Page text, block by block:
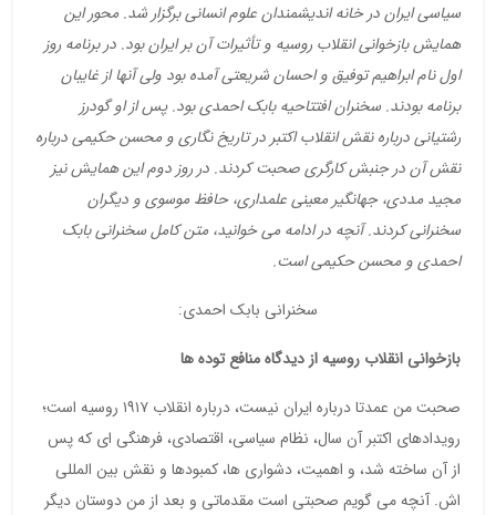
سیاسی ایران در خانه اندیشمندان علوم انسانی برگزار شد. محور این
همایش بازخوانی انقلاب روسیه و تأثیرات آن بر ایران بود. در برنامه روز
اول نام ابراهیم توفیق و احسان شریعتی آمده بود ولی آنها از غایبان
برنامه بودند. سخنران افتتاحیه بابک احمدی بود. پس از او گودرز
رشتیانی درباره نقش انقلاب اکتبر در تاریخ نگاری و محسن حکیمی درباره
نقش آن در جنبش کارگری صحبت کردند. در روز دوم این همایش نیز
مجید مددی، جهانگیر معینی علمداری، حافظ موسوی و دیگران
سخنرانی کردند. آنچه در ادامه می خوانید، متن کامل سخنرانی بابک
احمدی و محسن حکیمی است.
سخنرانی بابک احمدی:
بازخوانی انقلاب روسیه از دیدگاه منافع توده ها
صحبت من عمدتا درباره ایران نیست، درباره انقلاب ١٩١٧ روسیه است؛
رویدادهای اکتبر آن سال، نظام سیاسی، اقتصادی، فرهنگی ای که پس
از آن ساخته شد، و اهمیت، دشواری ها، کمبودها و نقش بین المللی
اش. آنچه می گویم صحبتی است مقدماتی و بعد از من دوستان دیگر